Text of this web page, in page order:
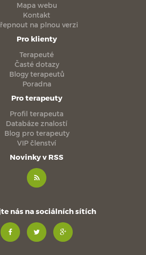
Mapa webu
Kontakt
na plnou verzi
Pro klienty
Terapeuté
Časté dotazy
Blogy terapeutů
Poradna
Pro terapeuty
Profil terapeuta
Databáze znalostí
Blog pro terapeuty
VIP členství
Novinky v RSS
nás na sociálních sítích